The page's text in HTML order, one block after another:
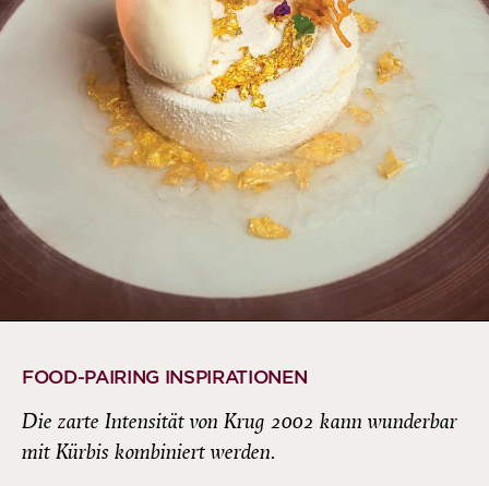
FOOD-PAIRING INSPIRATIONEN
Die zarte Intensität von Krug 2002 kann wunderbar
mit Kürbis kombiniert werden.